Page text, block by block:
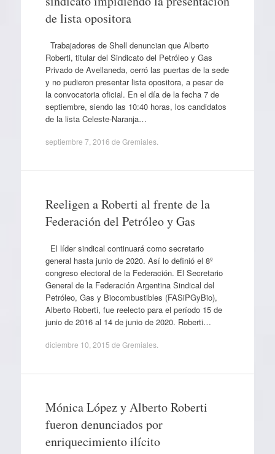
de lista opositora
Trabajadores de Shell denuncian que Alberto
Roberti, titular del Sindicato del Petróleo y Gas
Privado de Avellaneda, cerró las puertas de la sede
y no pudieron presentar lista opositora, a pesar de
la convocatoria oficial. En el día de la fecha 7 de
septiembre, siendo las 10:40 horas, los candidatos
de la lista Celeste-Naranja…
septiembre 7, 2016 de Gremiales.
Reeligen a Roberti al frente de la
Federación del Petróleo y Gas
El líder sindical continuará como secretario
general hasta junio de 2020. Así lo definió el 8º
congreso electoral de la Federación. El Secretario
General de la Federación Argentina Sindical del
Petróleo, Gas y Biocombustibles (FASiPGyBio),
Alberto Roberti, fue reelecto para el período 15 de
junio de 2016 al 14 de junio de 2020. Roberti…
diciembre 10, 2015 de Gremiales.
Mónica López y Alberto Roberti
fueron denunciados por
enriquecimiento ilícito